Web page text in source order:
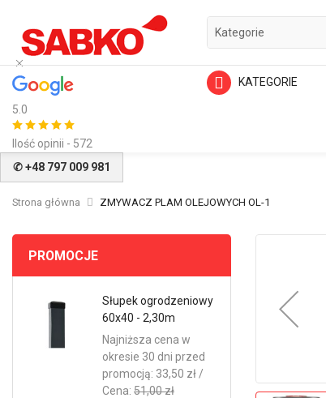
5.0
Ilość opinii - 572
KATEGORIE
✆ +48 797 009 981
Strona główna ZMYWACZ PLAM OLEJOWYCH OL-1
PROMOCJE
Słupek ogrodzeniowy
60x40 - 2,30m
Najniższa cena w
okresie 30 dni przed
promocją: 33,50 zł /
Cena: 51,00 zł